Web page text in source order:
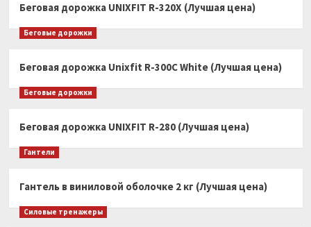
Беговая дорожка UNIXFIT R-320X (Лучшая цена)
Беговые дорожки
Беговая дорожка Unixfit R-300C White (Лучшая цена)
Беговые дорожки
Беговая дорожка UNIXFIT R-280 (Лучшая цена)
Гантели
Гантель в виниловой оболочке 2 кг (Лучшая цена)
Силовые тренажеры